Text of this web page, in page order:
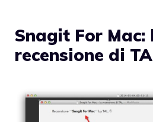
Snagit For Mac:
recensione di